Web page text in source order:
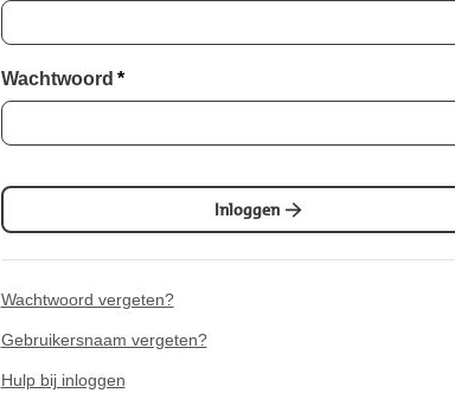
Wachtwoord *
Inloggen
Wachtwoord vergeten?
Gebruikersnaam vergeten?
Hulp bij inloggen